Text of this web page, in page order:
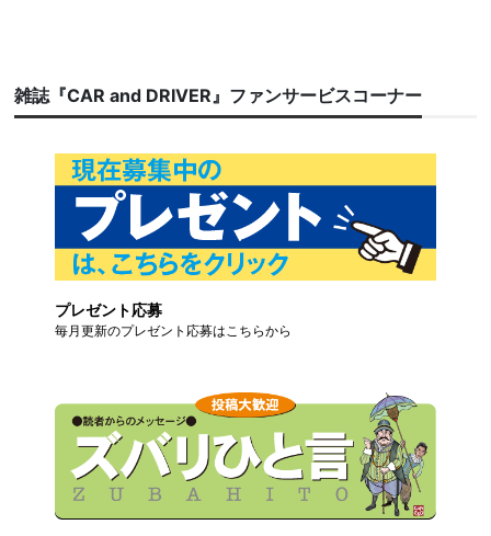
雑誌『CAR and DRIVER』ファンサービスコーナー
プレゼント応募
毎月更新のプレゼント応募はこちらから